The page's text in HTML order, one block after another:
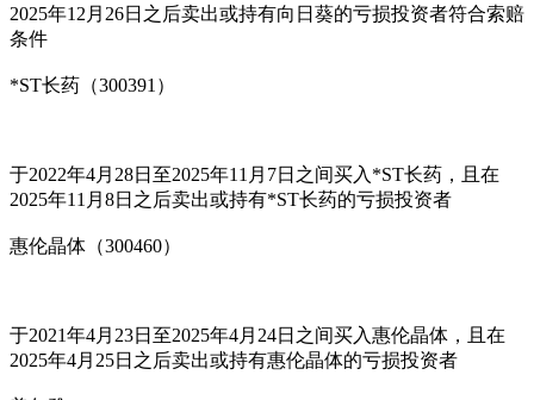
2025年12月26日之后卖出或持有向日葵的亏损投资者符合索赔
条件
*ST长药（300391）
于2022年4月28日至2025年11月7日之间买入*ST长药，且在
2025年11月8日之后卖出或持有*ST长药的亏损投资者
惠伦晶体（300460）
于2021年4月23日至2025年4月24日之间买入惠伦晶体，且在
2025年4月25日之后卖出或持有惠伦晶体的亏损投资者